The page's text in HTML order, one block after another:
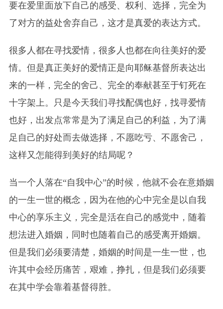
要在爱里面放下自己的感受、权利、选择，完全为
了对方的益处舍弃自己，这才是真爱的表达方式。
很多人都在寻找爱情，很多人也都在向往美好的爱
情。但是真正美好的爱情正是向耶稣基督所表达出
来的一样，完全的舍己、完全的奉献甚至于钉死在
十字架上。只是今天我们寻找配偶也好，找寻爱情
也好，出发点常常是为了满足自己的利益，为了满
足自己的好处而去做选择，不愿吃亏、不愿舍己，
这样又怎能得到美好的结局呢？
当一个人落在“自我中心”的时候，他就不会在意婚姻
的一生一世的概念，因为在他的心中完全是以自我
中心的享乐主义，完全是活在自己的感觉中，随着
想法进入婚姻，同时也随着自己的感受离开婚姻。
但是我们必须要清楚，婚姻的时间是一生一世，也
许其中会经历痛苦，艰难，挣扎，但是我们必须要
在其中学会靠着基督得胜。